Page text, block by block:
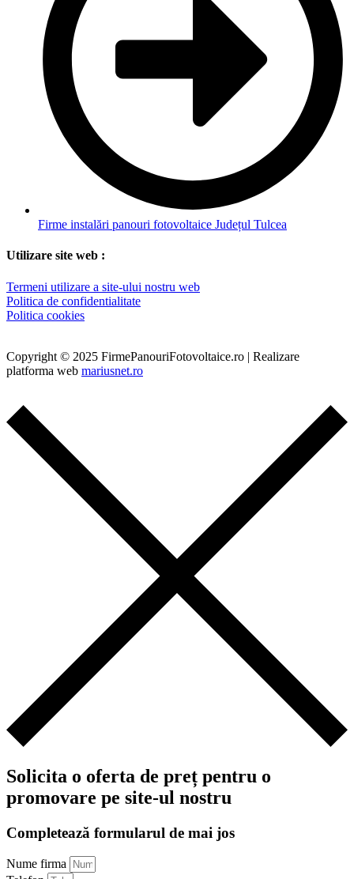
Firme instalări panouri fotovoltaice Județul Tulcea
Utilizare site web :
Termeni utilizare a site-ului nostru web
Politica de confidentialitate
Politica cookies
Copyright © 2025 FirmePanouriFotovoltaice.ro | Realizare
platforma web mariusnet.ro
Solicita o oferta de preț pentru o
promovare pe site-ul nostru
Completează formularul de mai jos
Nume firma